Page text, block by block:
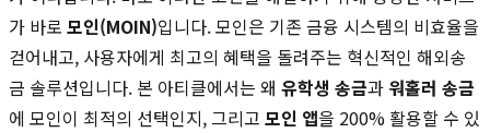
가 바로 모인(MOIN)입니다. 모인은 기존 금융 시스템의 비효율을
걷어내고, 사용자에게 최고의 혜택을 돌려주는 혁신적인 해외송
금 솔루션입니다. 본 아티클에서는 왜 유학생 송금과 워홀러 송금
에 모인이 최적의 선택인지, 그리고 모인 앱을 200% 활용할 수 있